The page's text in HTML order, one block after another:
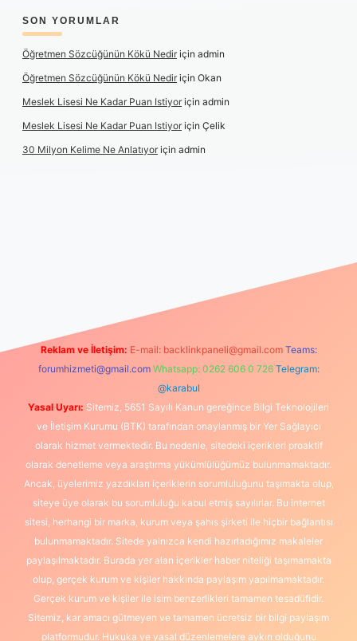
SON YORUMLAR
Öğretmen Sözcüğünün Kökü Nediriçin admin
Öğretmen Sözcüğünün Kökü Nediriçin Okan
Meslek Lisesi Ne Kadar Puan Istiyoriçin admin
Meslek Lisesi Ne Kadar Puan Istiyoriçin Çelik
30 Milyon Kelime Ne Anlatıyoriçin admin
Reklam ve İletişim: E-mail: backlinkpaneli@gmail.com Teams:
forumhizmeti@gmail.com Whatsapp: 0262 606 0 726 Telegram:
@karabul
Yasal Uyarı: Sitemiz, 5651 Sayılı Kanun gereğince Bilgi Teknolojileri
ve İletişim Kurumu (BTK) tarafından onaylanmış bir Yer Sağlayıcı
olarak hizmet vermektedir. Bu nedenle, sitedeki içerikleri proaktif
olarak denetleme veya araştırma yükümlülüğümüz bulunmamaktadır.
Ancak, üyelerimiz yazdıkları içeriklerin sorumluluğunu taşımakta olup,
siteye üye olarak bu sorumluluğu kabul etmiş sayılırlar. Bu internet
sitesi, herhangi bir marka, kurum veya şahıs şirketi ile hiçbir bağlantısı
bulunmamaktadır. Sitede yalnızca kendi hazırladığımız makaleler
paylaşılmaktadır. Burada yer alan içerikler haber niteliği taşımamakta
olup, gerçek kurum ve kişiler hakkında paylaşım yapılmamaktadır.
Gerçek kurum ve kişiler ile isim benzerlikleri tamamen tesadüfidir.
Sitemiz, kar amacı gütmeyen ve tamamen ücretsiz bir bilgi paylaşım
platformudur. Hukuka ve yasal düzenlemelere aykırı olduğunu